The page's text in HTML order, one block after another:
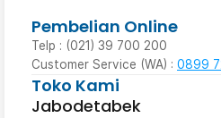
Pembelian Online
Telp : (021) 39 700 200
Customer Service (WA) : 0899
Toko Kami
Jabodetabek